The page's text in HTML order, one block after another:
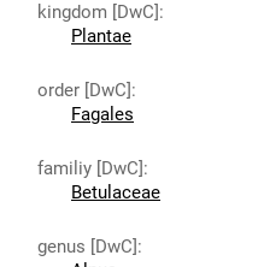
kingdom [DwC]:
Plantae
order [DwC]:
Fagales
familiy [DwC]:
Betulaceae
genus [DwC]: